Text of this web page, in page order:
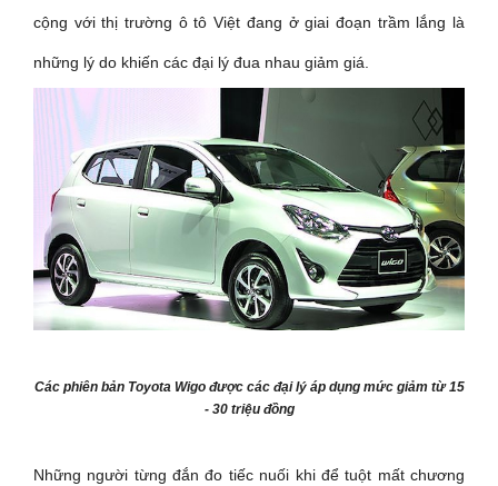
cộng với thị trường ô tô Việt đang ở giai đoạn trầm lắng là
những lý do khiến các đại lý đua nhau giảm giá.
Các phiên bản Toyota Wigo được các đại lý áp dụng mức giảm từ 15
- 30 triệu đồng
Những người từng đắn đo tiếc nuối khi để tuột mất chương